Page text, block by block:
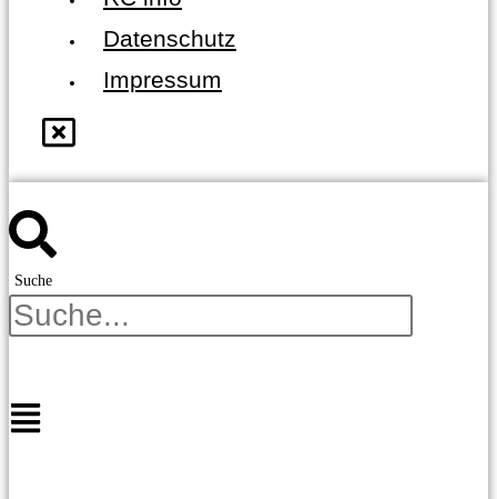
Datenschutz
Impressum
Suche